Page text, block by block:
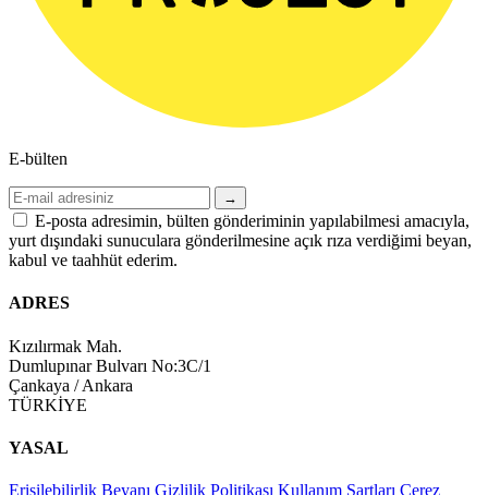
E-bülten
→
E-posta adresimin, bülten gönderiminin yapılabilmesi amacıyla,
yurt dışındaki sunuculara gönderilmesine açık rıza verdiğimi beyan,
kabul ve taahhüt ederim.
ADRES
Kızılırmak Mah.
Dumlupınar Bulvarı No:3C/1
Çankaya / Ankara
TÜRKİYE
YASAL
Erişilebilirlik Beyanı Gizlilik Politikası Kullanım Şartları Çerez